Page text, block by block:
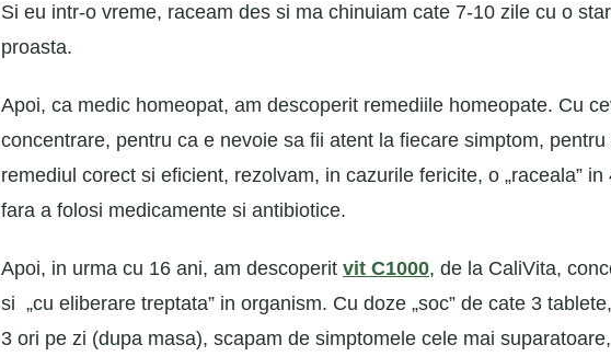
Si eu intr-o vreme, raceam des si ma chinuiam cate 7-10 zile cu o
proasta.
Apoi, ca medic homeopat, am descoperit remediile homeopate. Cu
concentrare, pentru ca e nevoie sa fii atent la fiecare simptom, pentru
remediul corect si eficient, rezolvam, in cazurile fericite, o „raceala” in
fara a folosi medicamente si antibiotice.
Apoi, in urma cu 16 ani, am descoperit vit C1000, de la CaliVita,
si „cu eliberare treptata” in organism. Cu doze „soc” de cate 3
3 ori pe zi (dupa masa), scapam de simptomele cele mai